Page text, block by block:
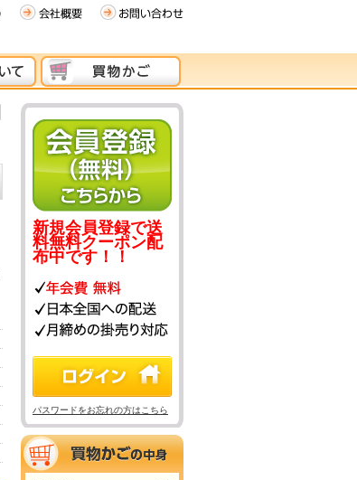
新規会員登録で送
料無料クーポン配
布中です！！
パスワードをお忘れの方はこちら